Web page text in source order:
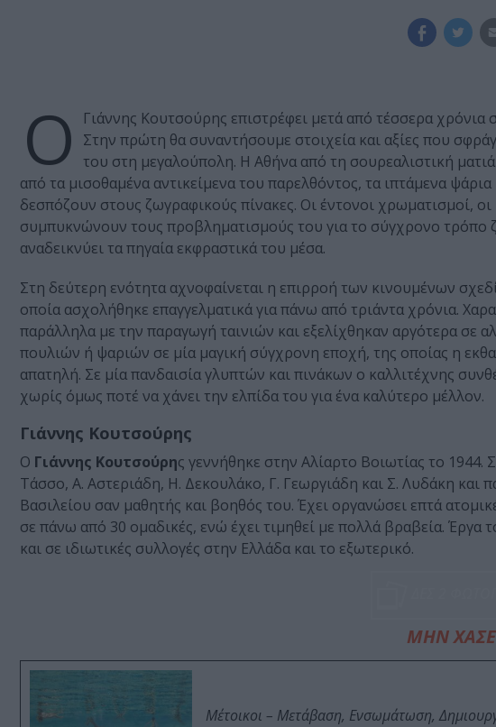
Ο Γιάννης Κουτσούρης επιστρέφει μετά από τέσσερα
Στην πρώτη θα συναντήσουμε στοιχεία και αξίες που
του στη μεγαλούπολη. Η Αθήνα από τη σουρεαλιστική
από τα μισοθαμένα αντικείμενα του παρελθόντος, τα ιπτάμενα
δεσπόζουν στους ζωγραφικούς πίνακες. Οι έντονοι χρωματισμοί,
συμπυκνώνουν τους προβληματισμούς του για το σύγχρονο
αναδεικνύει τα πηγαία εκφραστικά του μέσα.
Στη δεύτερη ενότητα αχνοφαίνεται η επιρροή των κινουμένων
οποία ασχολήθηκε επαγγελματικά για πάνω από τριάντα χρόνια.
παράλληλα με την παραγωγή ταινιών και εξελίχθηκαν αργότερα σε
πουλιών ή ψαριών σε μία μαγική σύγχρονη εποχή, της οποίας η
απατηλή. Σε μία πανδαισία γλυπτών και πινάκων ο καλλιτέχνης
χωρίς όμως ποτέ να χάνει την ελπίδα του για ένα καλύτερο μέλλον.
Γιάννης Κουτσούρης
Ο Γιάννης Κουτσούρης γεννήθηκε στην Αλίαρτο Βοιωτίας το 1944.
Τάσσο, Α. Αστεριάδη, Η. Δεκουλάκο, Γ. Γεωργιάδη και Σ. Λυδάκη και
Βασιλείου σαν μαθητής και βοηθός του. Έχει οργανώσει επτά
σε πάνω από 30 ομαδικές, ενώ έχει τιμηθεί με πολλά βραβεία. Έργα
και σε ιδιωτικές συλλογές στην Ελλάδα και το εξωτερικό.
ΜΗΝ
Μέτοικοι – Μετάβαση, Ενσωμάτωση,